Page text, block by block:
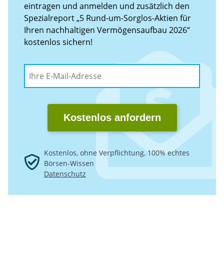
eintragen und anmelden und zusätzlich den
Spezialreport „5 Rund-um-Sorglos-Aktien für
Ihren nachhaltigen Vermögensaufbau 2026“
kostenlos sichern!
Kostenlos anfordern
Kostenlos, ohne Verpflichtung, 100% echtes
Börsen-Wissen
Datenschutz